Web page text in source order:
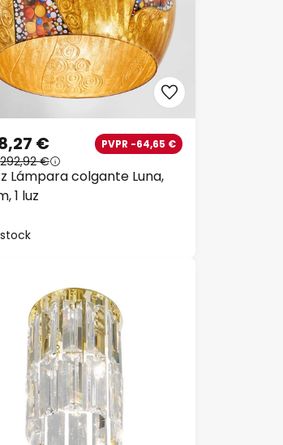
Lámpara colgante Luna,
1 luz
€ PVPR -64,65 €
€